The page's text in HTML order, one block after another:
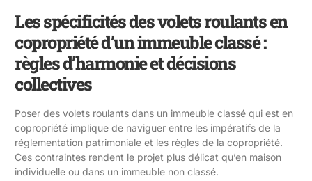
Les spécificités des volets roulants en
copropriété d’un immeuble classé :
règles d’harmonie et décisions
collectives
Poser des volets roulants dans un immeuble classé qui est en
copropriété implique de naviguer entre les impératifs de la
réglementation patrimoniale et les règles de la copropriété.
Ces contraintes rendent le projet plus délicat qu’en maison
individuelle ou dans un immeuble non classé.